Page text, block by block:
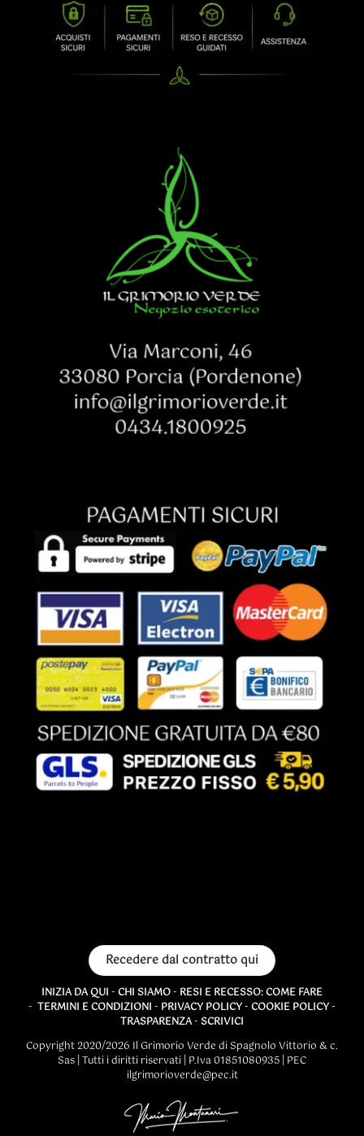
Recedere dal contratto qui
INIZIA DA QUI - CHI SIAMO- RESI E RECESSO: COME FARE
- TERMINI E CONDIZIONI - PRIVACY POLICY- COOKIE POLICY-
TRASPARENZA- SCRIVICI
Copyright 2020/2026 Il Grimorio Verde di Spagnolo Vittorio & c.
Sas | Tutti i diritti riservati | P.Iva 01851080935 | PEC
ilgrimorioverde@pec.it